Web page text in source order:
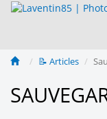
📝 Articles